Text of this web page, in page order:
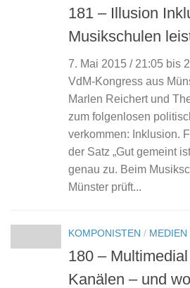
181 – Illusion
Musikschulen
7. Mai 2015 / 21:05 bis
VdM-Kongress aus
Marlen Reichert und
zum folgenlosen
verkommen: Inklusion.
der Satz „Gut gemeint
genau zu. Beim
Münster prüft...
KOMPONISTEN / MEDIEN
180 –
Kanälen – und